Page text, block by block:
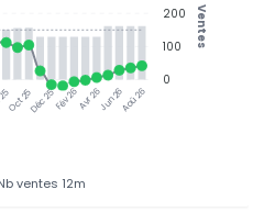
Oct 25Déc 25Fév 26Avr 26Jun 26Aoû 26
200
100
0
Ventes
ventes 12m